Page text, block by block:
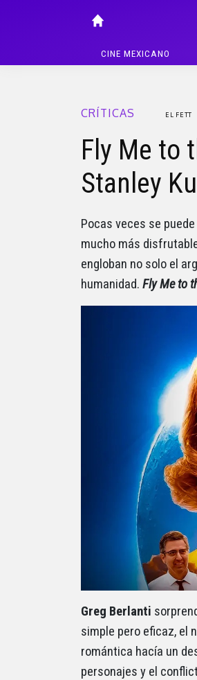
CINE MEXICANO
CRÍTICAS EL FETT
Fly Me to
Stanley
Pocas veces se
mucho más
engloban no solo el
humanidad. Fly Me to
Greg Berlanti
simple pero eficaz, el
romántica hacía un
personajes y el